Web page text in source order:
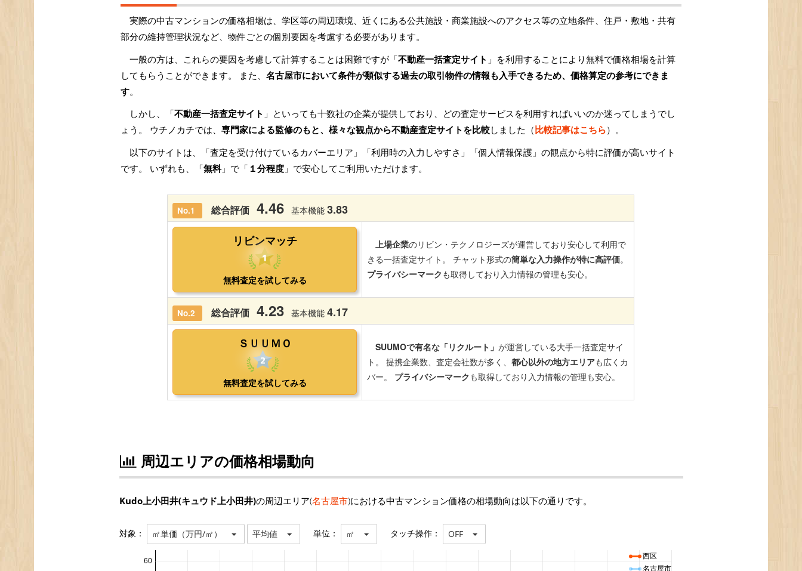
実際の中古マンションの価格相場は、学区等の周辺環境、近くにある公共施設・商業施設へのアクセス等の立地条件、住戸・敷地・共有
部分の維持管理状況など、物件ごとの個別要因を考慮する必要があります。
一般の方は、これらの要因を考慮して計算することは困難ですが「不動産一括査定サイト 」を利用することにより無料で価格相場を計算
してもらうことができます。 また、 名古屋市において条件が類似する過去の取引物件の情報も入手できるため、価格算定の参考にできま
す。
しかし、「不動産一括査定サイト 」といっても十数社の企業が提供しており、どの査定サービスを利用すればいいのか迷ってしまうでし
ょう。 ウチノカチでは、 専門家による監修のもと、様々な観点から不動産査定サイトを比較しました（比較記事はこちら）。
以下のサイトは、「査定を受け付けているカバーエリア」「利用時の入力しやすさ」「個人情報保護」の観点から特に評価が高いサイト
です。 いずれも、「無料」で「 １分程度 」で安心してご利用いただけます。
周辺エリアの価格相場動向
Kudo上小田井(キュウド上小田井)の周辺エリア(名古屋市)における中古マンション価格の相場動向は以下の通りです。
対象： ㎡単価（万円/㎡） 平均値 単位： ㎡ タッチ操作： OFF
60
西区
名古屋市